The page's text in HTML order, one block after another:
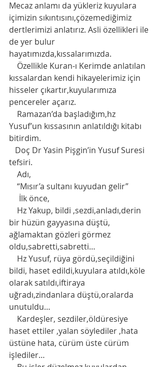
Mecaz anlamı da yükleriz kuyulara
içimizin sıkıntısını,çözemediğimiz
dertlerimizi anlatırız. Asli özellikleri ile
de yer bulur
hayatımızda,kıssalarımızda.
kıssalardan kendi hikayelerimiz için
hisseler çıkartır,kuyularımıza
pencereler açarız.
Yusuf’un kıssasının anlatıldığı kitabı
bitirdim.
tefsiri.
    Adı,
    “Mısır’a sultanı kuyudan gelir”
     İlk önce,
bir hüzün gayyasına düştü,
ağlamaktan gözleri görmez
oldu,sabretti,sabretti…
bildi, haset edildi,kuyulara atıldı,köle
olarak satıldı,iftiraya
uğradı,zindanlara düştü,oralarda
unutuldu…
haset ettiler ,yalan söylediler ,hata
üstüne hata, cürüm üste cürüm
işlediler…